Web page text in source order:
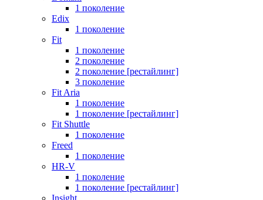
1 поколение
Edix
1 поколение
Fit
1 поколение
2 поколение
2 поколение [рестайлинг]
3 поколение
Fit Aria
1 поколение
1 поколение [рестайлинг]
Fit Shuttle
1 поколение
Freed
1 поколение
HR-V
1 поколение
1 поколение [рестайлинг]
Insight